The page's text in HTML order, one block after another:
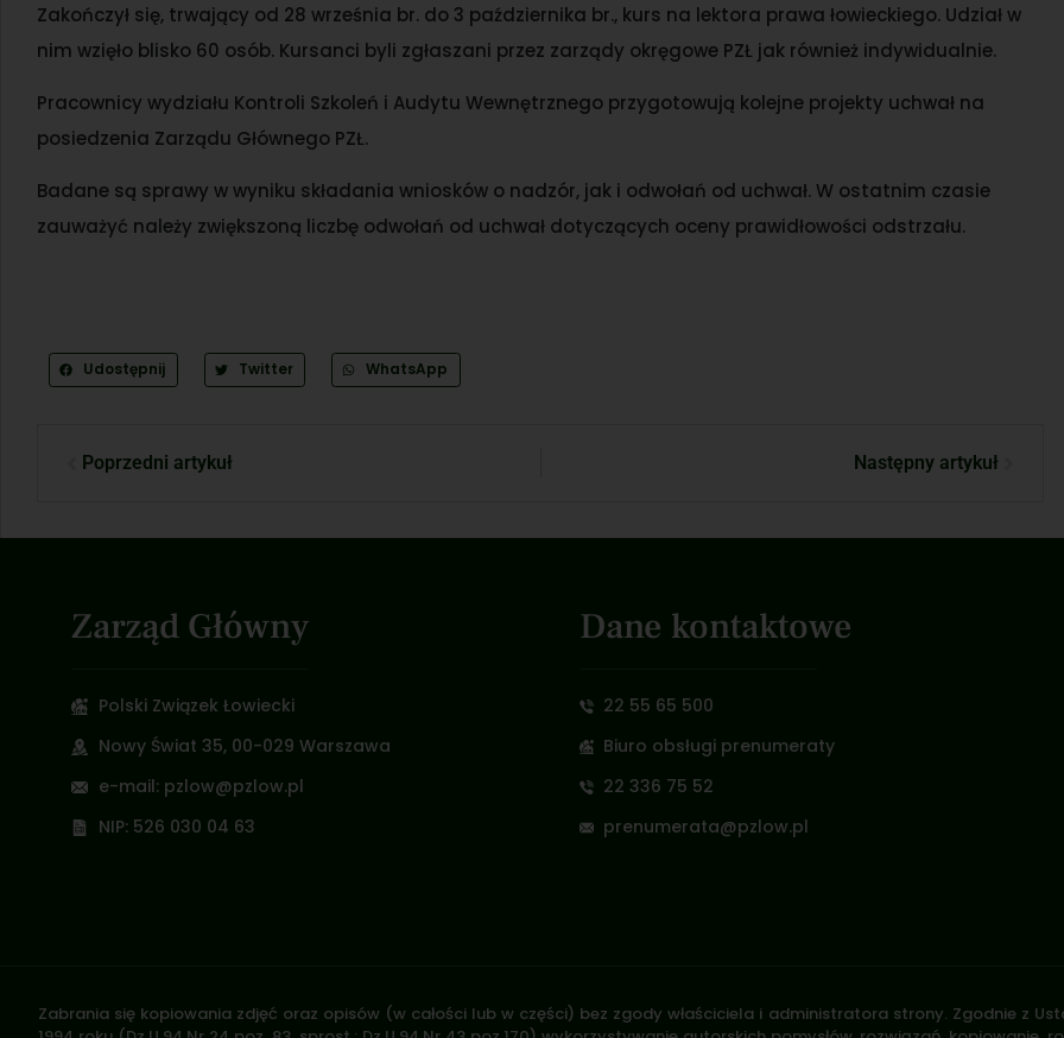
Zakończył się, trwający od 28 września br. do 3 października br., kurs na lektora prawa łowieckiego. Udział w
nim wzięło blisko 60 osób. Kursanci byli zgłaszani przez zarządy okręgowe PZŁ jak również indywidualnie.
Pracownicy wydziału Kontroli Szkoleń i Audytu Wewnętrznego przygotowują kolejne projekty uchwał na
posiedzenia Zarządu Głównego PZŁ.
Badane są sprawy w wyniku składania wniosków o nadzór, jak i odwołań od uchwał. W ostatnim czasie
zauważyć należy zwiększoną liczbę odwołań od uchwał dotyczących oceny prawidłowości odstrzału.
Udostępnij Twitter WhatsApp
Poprzedni artykuł Następny artykuł
Zarząd Główny
Polski Związek Łowiecki
Nowy Świat 35, 00-029 Warszawa
e-mail: pzlow@pzlow.pl
NIP: 526 030 04 63
Dane kontaktowe
22 55 65 500
Biuro obsługi prenumeraty
22 336 75 52
prenumerata@pzlow.pl
Zabrania się kopiowania zdjęć oraz opisów (w całości lub w części) bez zgody właściciela i administratora strony. Zgodnie z